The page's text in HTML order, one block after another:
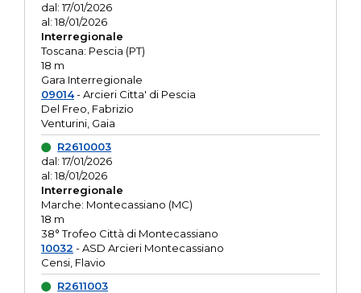
dal: 17/01/2026
al: 18/01/2026
Interregionale
Toscana: Pescia (PT)
18 m
Gara Interregionale
09014- Arcieri Citta' di Pescia
Del Freo, Fabrizio
Venturini, Gaia
R2610003
dal: 17/01/2026
al: 18/01/2026
Interregionale
Marche: Montecassiano (MC)
18 m
38° Trofeo Città di Montecassiano
10032 - ASD Arcieri Montecassiano
Censi, Flavio
R2611003